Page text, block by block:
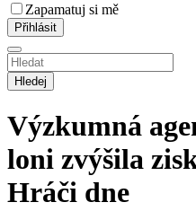
Zapamatuj si mě
Hledej
Výzkumná
loni zvýšila
Hráči dne